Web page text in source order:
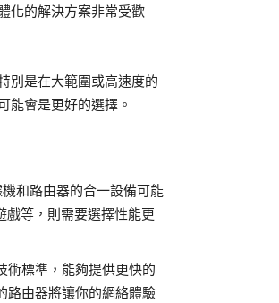
化的解決方案非常受歡
別是在大範圍或高速度的
能會是更好的選擇。
和路由器的合一設備可能
戲等，則需要選擇性能更
術標準，能夠提供更快的
路由器將讓你的網絡體驗